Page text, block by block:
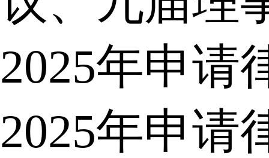
2025年申请
2025年申请